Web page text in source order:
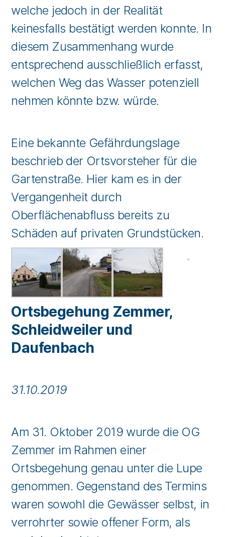
welche jedoch in der Realität
keinesfalls bestätigt werden konnte. In
diesem Zusammenhang wurde
entsprechend ausschließlich erfasst,
welchen Weg das Wasser potenziell
nehmen könnte bzw. würde.
Eine bekannte Gefährdungslage
beschrieb der Ortsvorsteher für die
Gartenstraße. Hier kam es in der
Vergangenheit durch
Oberflächenabfluss bereits zu
Schäden auf privaten Grundstücken.
Ortsbegehung Zemmer,
Schleidweiler und
Daufenbach
31.10.2019
Am 31. Oktober 2019 wurde die OG
Zemmer im Rahmen einer
Ortsbegehung genau unter die Lupe
genommen. Gegenstand des Termins
waren sowohl die Gewässer selbst, in
verrohrter sowie offener Form, als